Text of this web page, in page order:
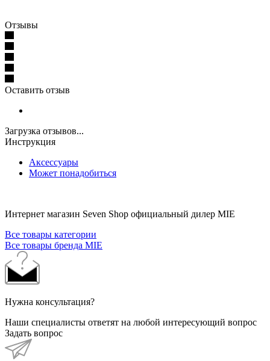
Отзывы
Оставить отзыв
Загрузка отзывов...
Инструкция
Аксессуары
Может понадобиться
Интернет магазин Seven Shop официальный дилер MIE
Все товары категории
Все товары бренда MIE
Нужна консультация?
Наши специалисты ответят на любой интересующий вопрос
Задать вопрос